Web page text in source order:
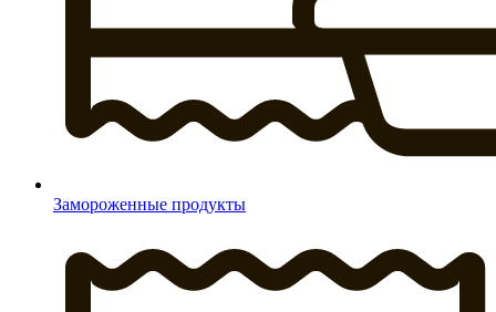
Замороженные продукты